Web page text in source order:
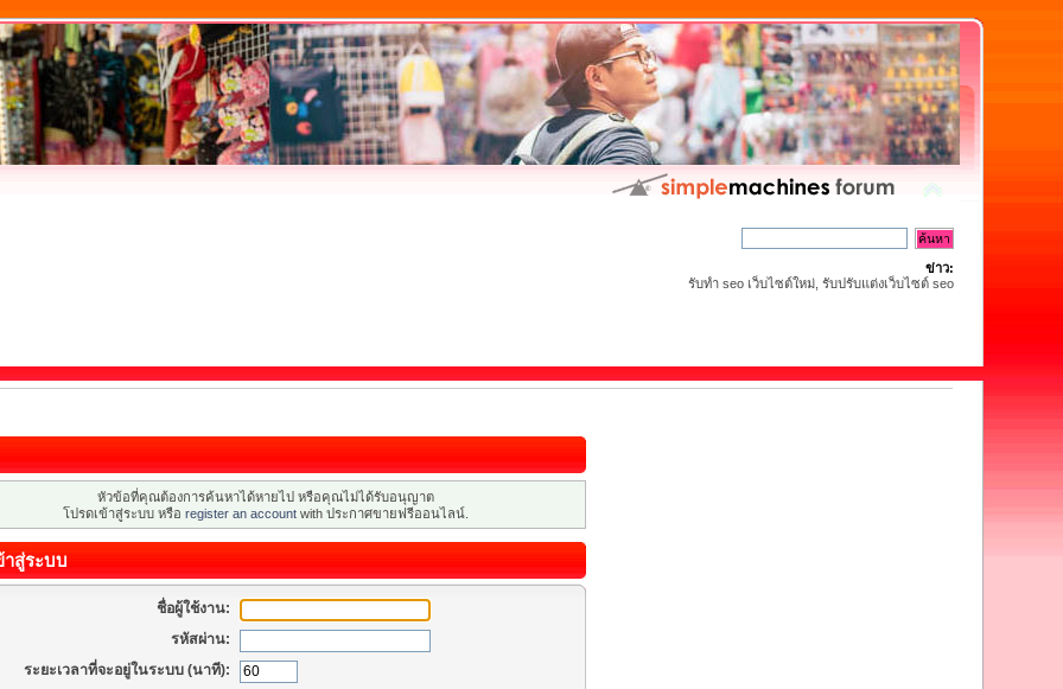
ข่าว:
รับทำ seo เว็บไซต์ใหม่, รับปรับแต่งเว็บไซต์ seo
หัวข้อที่คุณต้องการค้นหาได้หายไป หรือคุณไม่ได้รับอนุญาต
โปรดเข้าสู่ระบบ หรือ register an account with ประกาศขายฟรีออนไลน์.
สู่ระบบ
ชื่อผู้ใช้งาน:
รหัสผ่าน:
ระยะเวลาที่จะอยู่ในระบบ (นาที):